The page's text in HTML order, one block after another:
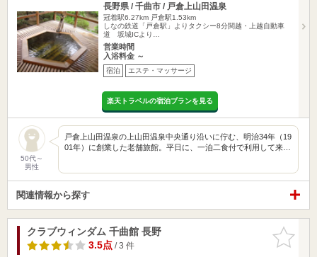
長野県 / 千曲市 / 戸倉上山田温泉
冠着駅6.27km 戸倉駅1.53km
しなの鉄道「戸倉駅」よりタクシー8分関越・上越自動車
道 坂城ICより…
営業時間
入浴料金 ～
宿泊 エステ・マッサージ
楽天トラベルの宿泊プランを見る
50代～
男性
戸倉上山田温泉の上山田温泉中央通り沿いに佇む、明治34年（19
01年）に創業した老舗旅館。平日に、一泊二食付で利用して来…
関連情報から探す
お気に入
りに追加
クラブウィンダム 千曲館 長野
3.5点/ 3 件